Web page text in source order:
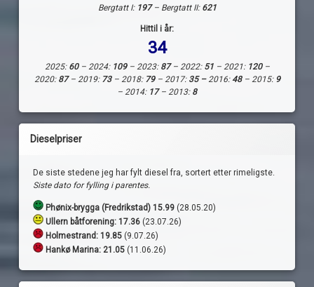
Bergtatt I: 197– Bergtatt II: 621
Hittil i år:
34
2025: 60– 2024: 109– 2023: 87– 2022: 51– 2021: 120–
2020: 87– 2019: 73– 2018: 79– 2017: 35 –2016:48– 2015: 9
– 2014: 17– 2013: 8
Dieselpriser
De siste stedene jeg har fylt diesel fra, sortert etter rimeligste.
Siste dato for fylling i parentes.
Phønix-brygga (Fredrikstad) 15.99 (28.05.20)
Ullern båtforening: 17.36 (23.07.26)
Holmestrand: 19.85 (9.07.26)
Hankø Marina: 21.05 (11.06.26)